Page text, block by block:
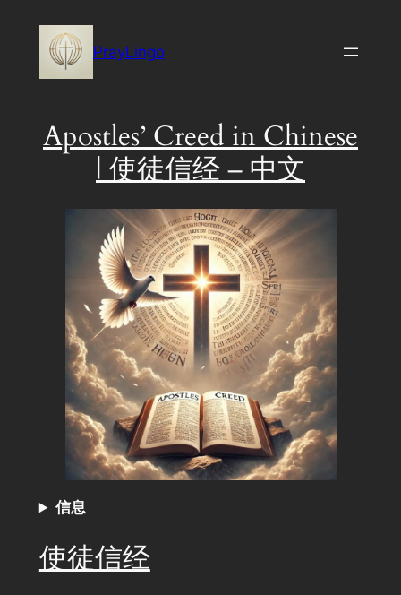
content
PrayLingo
Apostles’ Creed in Chinese
| 使徒信经 – 中文
信息
使徒信经